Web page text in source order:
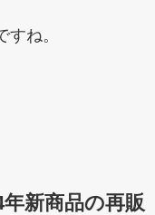
ね。
年新商品の再販